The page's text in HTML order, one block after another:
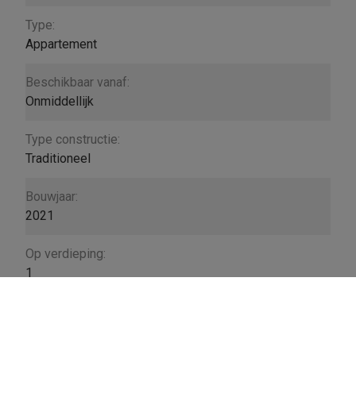
Type:
Appartement
Beschikbaar vanaf:
Onmiddellijk
Type constructie:
Traditioneel
Bouwjaar:
2021
Op verdieping:
1